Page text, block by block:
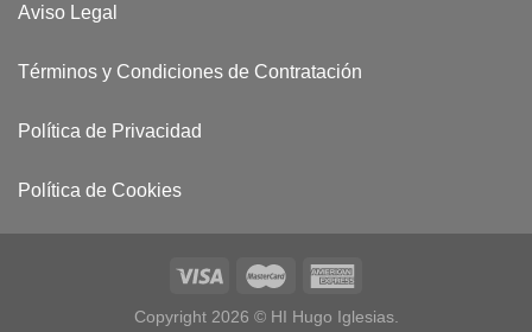
Aviso Legal
Términos y Condiciones de Contratación
Política de Privacidad
Política de Cookies
Copyright 2026 © HI Hugo Iglesias.